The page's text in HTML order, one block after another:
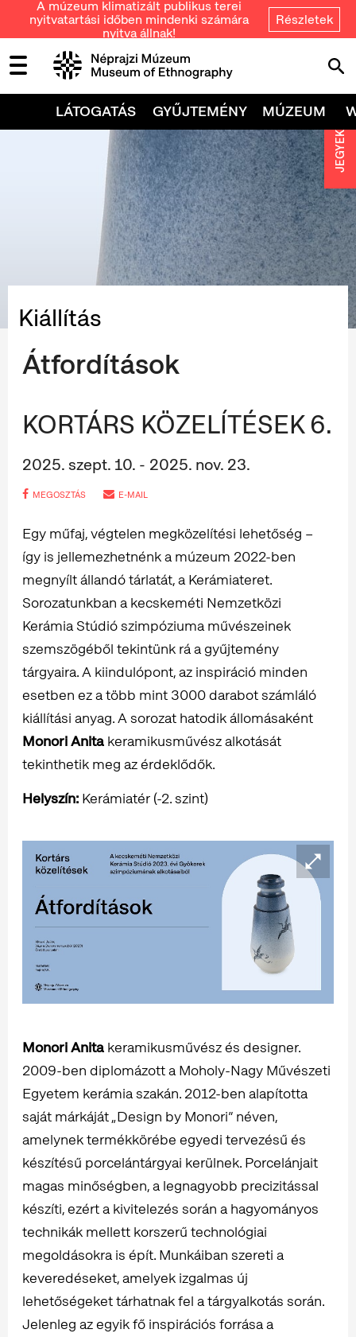
A múzeum klimatizált publikus terei
nyitvatartási időben mindenki számára
nyitva állnak!
Részletek
LÁTOGATÁS GYŰJTEMÉNY MÚZEUM
Kiállítás
Átfordítások
KORTÁRS KÖZELÍTÉSEK 6.
2025. szept. 10. - 2025. nov. 23.
MEGOSZTÁS E-MAIL
Egy műfaj, végtelen megközelítési lehetőség –
így is jellemezhetnénk a múzeum 2022-ben
megnyílt állandó tárlatát, a Kerámiateret.
Sorozatunkban a kecskeméti Nemzetközi
Kerámia Stúdió szimpóziuma művészeinek
szemszögéből tekintünk rá a gyűjtemény
tárgyaira. A kiindulópont, az inspiráció minden
esetben ez a több mint 3000 darabot számláló
kiállítási anyag. A sorozat hatodik állomásaként
Monori Anita keramikusművész alkotását
tekinthetik meg az érdeklődők.
Helyszín: Kerámiatér (-2. szint)
Monori Anita keramikusművész és designer.
2009-ben diplomázott a Moholy-Nagy Művészeti
Egyetem kerámia szakán. 2012-ben alapította
saját márkáját „Design by Monori” néven,
amelynek termékkörébe egyedi tervezésű és
készítésű porcelántárgyai kerülnek. Porcelánjait
magas minőségben, a legnagyobb precizitással
készíti, ezért a kivitelezés során a hagyományos
technikák mellett korszerű technológiai
megoldásokra is épít. Munkáiban szereti a
keveredéseket, amelyek izgalmas új
lehetőségeket tárhatnak fel a tárgyalkotás során.
Jelenleg az egyik fő inspirációs forrása a
JEGYEK